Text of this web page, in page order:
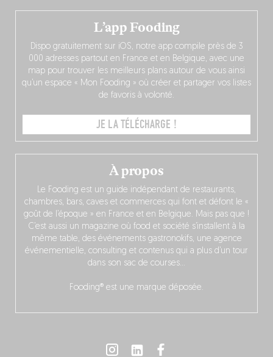
À propos
Le Fooding est un guide indépendant de restaurants,
chambres, bars, caves et commerces qui font et défont le «
goût de l’époque » en France et en Belgique. Mais pas que !
C’est aussi un magazine où food et société s’installent à la
même table, des événements gastronokifs, une agence
événementielle, consulting et contenus qui a plus d’un tour
dans son sac de courses…
Fooding® est une marque déposée.
L’app Fooding
Dispo gratuitement sur iOS, notre app compile près de 3
000 adresses partout en France et en Belgique, avec une
map pour trouver les meilleurs plans autour de vous ainsi
qu’un espace « Mon Fooding » où créer et partager vos listes
de favoris à volonté.
JE LA TÉLÉCHARGE !